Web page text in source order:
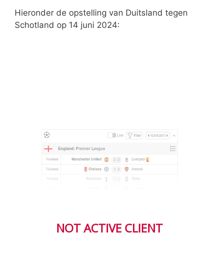
Hieronder de opstelling van Duitsland tegen
Schotland op 14 juni 2024:
NOT ACTIVE CLIENT